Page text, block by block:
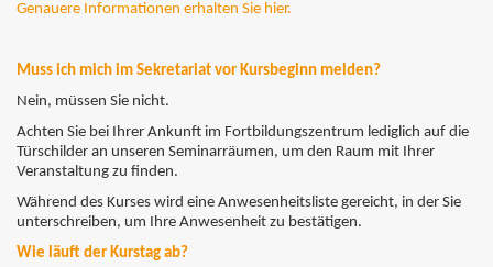
Genauere Informationen erhalten Sie hier.
Muss ich mich im Sekretariat vor Kursbeginn melden?
Nein, müssen Sie nicht.
Achten Sie bei Ihrer Ankunft im Fortbildungszentrum lediglich auf die
Türschilder an unseren Seminarräumen, um den Raum mit Ihrer
Veranstaltung zu finden.
Während des Kurses wird eine Anwesenheitsliste gereicht, in der Sie
unterschreiben, um Ihre Anwesenheit zu bestätigen.
Wie läuft der Kurstag ab?